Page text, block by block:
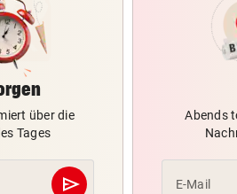
über die
Tages
send
Abschicken
Abends
E-Mail